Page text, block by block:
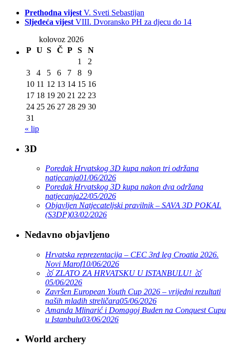
Prethodna vijest V. Sveti Sebastijan
Sljedeća vijest VIII. Dvoransko PH za djecu do 14
kolovoz 2026
P U S Č P S
N
1
2
3
4 5 6 7 8
9
10 11 12 13 14 15 16
17 18 19 20 21 22 23
24 25 26 27 28 29 30
31
« lip
3D
Poredak Hrvatskog 3D kupa nakon tri održana
natjecanja01/06/2026
Poredak Hrvatskog 3D kupa nakon dva održana
natjecanja22/05/2026
Objavljen Natjecateljski pravilnik – SAVA 3D POKAL
(S3DP)03/02/2026
Nedavno objavljeno
Hrvatska reprezentacija – CEC 3rd leg Croatia 2026.
Novi Marof10/06/2026
🥇 ZLATO ZA HRVATSKU U ISTANBULU! 🥇
05/06/2026
Završen European Youth Cup 2026 – vrijedni rezultati
naših mladih streličara05/06/2026
Amanda Mlinarić i Domagoj Buden na Conquest Cupu
u Istanbulu03/06/2026
World archery